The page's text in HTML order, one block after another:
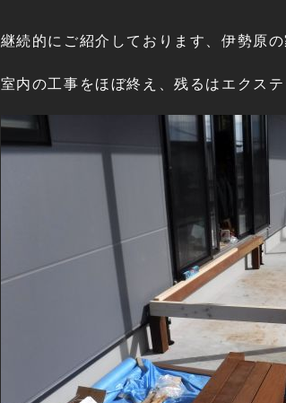
継続的にご紹介しております、伊勢原の
室内の工事をほぼ終え、残るはエクス